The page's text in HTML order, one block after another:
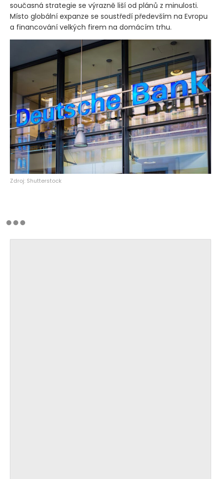
současná strategie se výrazně liší od plánů z minulosti.
Místo globální expanze se soustředí především na Evropu
a financování velkých firem na domácím trhu.
Zdroj: Shutterstock